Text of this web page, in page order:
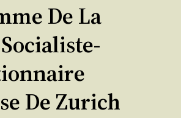
De La
De Zurich